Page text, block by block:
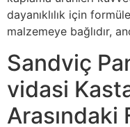
dayanıklılık için
malzemeye bağlıdır,
Sandviç
vidasi
Arasındaki